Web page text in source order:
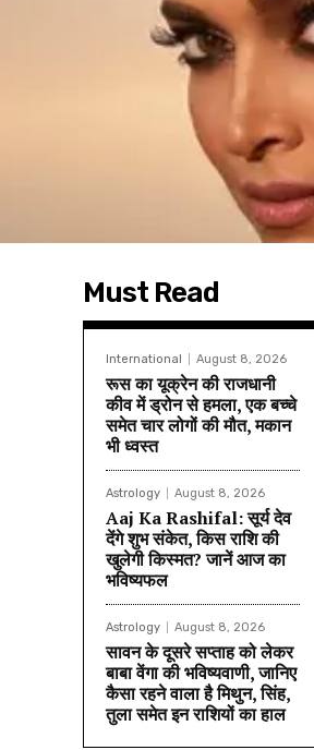
Must Read
International August 8, 2026
रूस का यूक्रेन की राजधानी
कीव में ड्रोन से हमला, एक बच्चे
समेत चार लोगों की मौत, मकान
भी ध्वस्त
Astrology August 8, 2026
Aaj Ka Rashifal: सूर्य देव
देंगे शुभ संकेत, किस राशि की
खुलेगी किस्मत? जानें आज का
भविष्यफल
Astrology August 8, 2026
सावन के दूसरे सप्ताह को लेकर
बाबा वेंगा की भविष्यवाणी, जानिए
कैसा रहने वाला है मिथुन, सिंह,
तुला समेत इन राशियों का हाल